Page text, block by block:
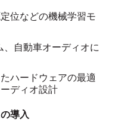
位などの機械学習モ
自動車オーディオに
ハードウェアの最適
ディオ設計
導入